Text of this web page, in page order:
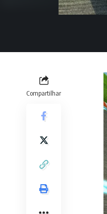
Compartilhar